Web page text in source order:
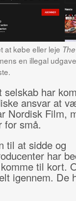
at købe eller leje
en illegal
har
ansvar at
Nordisk Film,
for små.
til at sidde og
har
til kort.
igennem. De